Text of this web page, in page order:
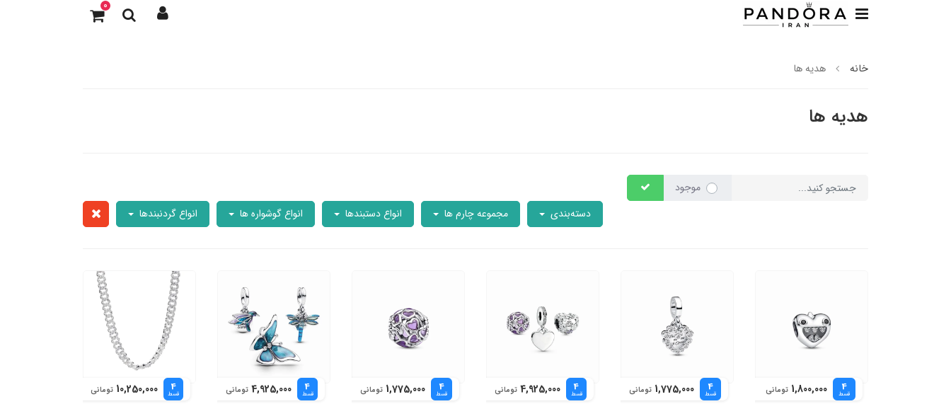
0
خانه هدیه ها
هدیه ها
موجود
دسته‌بندی
مجموعه چارم ها انواع دستبندها انواع گوشواره ها انواع گردنبندها
4
قسط 1,800,000 تومانی 4
قسط 1,775,000 تومانی 4
قسط 4,925,000 تومانی 4
قسط 1,775,000 تومانی 4
قسط 4,925,000 تومانی 4
قسط 10,250,000 تومانی